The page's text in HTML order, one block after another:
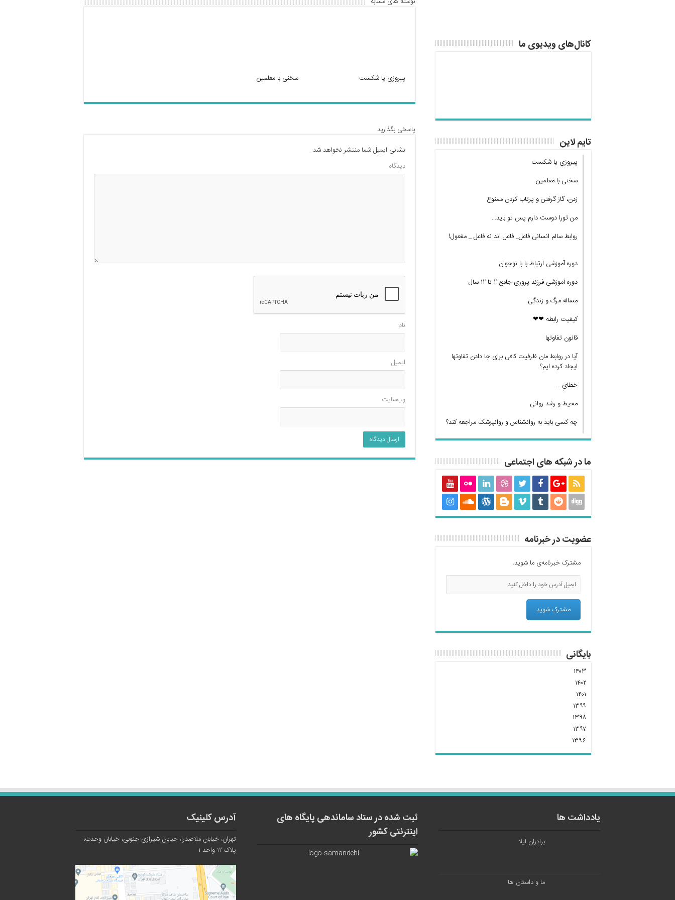
پیروزی یا شکست سخنی با معلمین
پاسخی بگذارید
نشانی ایمیل شما منتشر نخواهد شد.
دیدگاه
نام
ایمیل
وب‌سایت
کانال‌های ویدیوی ما
تایم لاین
پیروزی یا شکست
سخنی با معلمین
زدن، گاز گرفتن و پرتاب کردن ممنوع
من تورا دوست دارم پس تو باید…
روابط سالم انسانی فاعل_ فاعل اند نه فاعل _ مفعول!
دوره آموزشی ارتباط با با نوجوان
دوره آموزشی فرزند پروری جامع ۲ تا ۱۲ سال
مساله مرگ و زندگی
کیفیت رابطه ❤❤
قانون تفاوتها
آیا در روابط مان ظرفیت کافی برای جا دادن تفاوتها
ایجاد کرده ایم؟
خطایِ…
محیط و رشد روانی
چه کسی باید به روانشناس و روانپزشک مراجعه کند؟
ما در شبکه های اجتماعی
عضویت در خبرنامه
مشترک خبرنامه‌ی ما شوید.
بایگانی
۱۴۰۳
۱۴۰۲
۱۴۰۱
۱۳۹۹
۱۳۹۸
۱۳۹۷
۱۳۹۶
یادداشت ها
برادران لیلا
ما و داستان ها
ثبت شده در ستاد ساماندهی پایگاه های
اینترنتی کشور
آدرس کلینیک
تهران، خیابان ملاصدرا، خیابان شیرازی جنوبی، خیابان وحدت،
پلاک ۱۲ واحد ۱